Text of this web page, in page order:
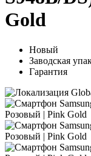
Gold
Новый
Заводская
Гарантия